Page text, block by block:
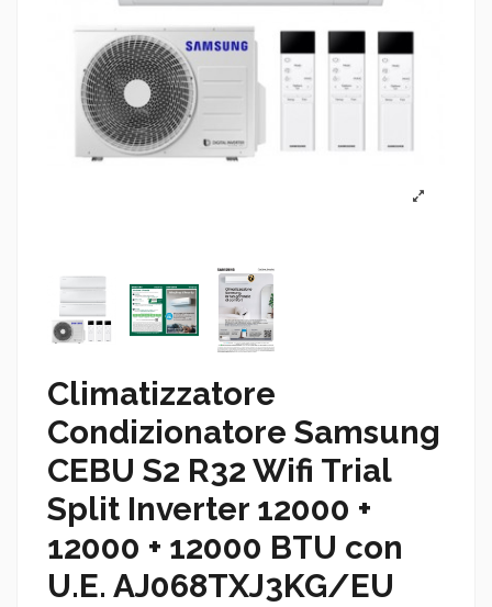
Climatizzatore
Condizionatore Samsung
CEBU S2 R32 Wifi Trial
Split Inverter 12000 +
12000 + 12000 BTU con
U.E. AJ068TXJ3KG/EU